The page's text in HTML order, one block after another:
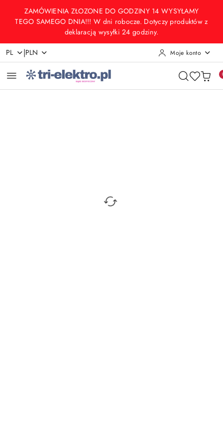
Przejdź do treści głównej
Przejdź do wyszukiwarki
Przejdź do moje konto
Przejdź do menu głównego
Przejdź do opisu produktu
Przejdź do stopki
ZAMÓWIENIA ZŁOZONE DO GODZINY 14 WYSYŁAMY
TEGO SAMEGO DNIA!!! W dni robocze. Dotyczy produktów z
deklaracją wysyłki 24 godziny.
PL |PLN Moje konto